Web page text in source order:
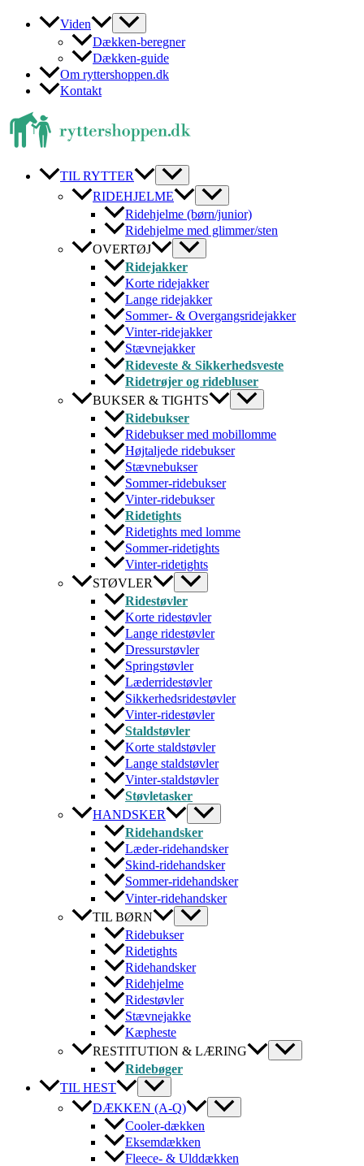
Viden
Dækken-beregner
Dækken-guide
Om ryttershoppen.dk
Kontakt
TIL RYTTER
RIDEHJELME
Ridehjelme (børn/junior)
Ridehjelme med glimmer/sten
OVERTØJ
Ridejakker
Korte ridejakker
Lange ridejakker
Sommer- & Overgangsridejakker
Vinter-ridejakker
Stævnejakker
Rideveste & Sikkerhedsveste
Ridetrøjer og ridebluser
BUKSER & TIGHTS
Ridebukser
Ridebukser med mobillomme
Højtaljede ridebukser
Stævnebukser
Sommer-ridebukser
Vinter-ridebukser
Ridetights
Ridetights med lomme
Sommer-ridetights
Vinter-ridetights
STØVLER
Ridestøvler
Korte ridestøvler
Lange ridestøvler
Dressurstøvler
Springstøvler
Læderridestøvler
Sikkerhedsridestøvler
Vinter-ridestøvler
Staldstøvler
Korte staldstøvler
Lange staldstøvler
Vinter-staldstøvler
Støvletasker
HANDSKER
Ridehandsker
Læder-ridehandsker
Skind-ridehandsker
Sommer-ridehandsker
Vinter-ridehandsker
TIL BØRN
Ridebukser
Ridetights
Ridehandsker
Ridehjelme
Ridestøvler
Stævnejakke
Kæpheste
RESTITUTION & LÆRING
Ridebøger
TIL HEST
DÆKKEN (A-Q)
Cooler-dækken
Eksemdækken
Fleece- & Ulddækken